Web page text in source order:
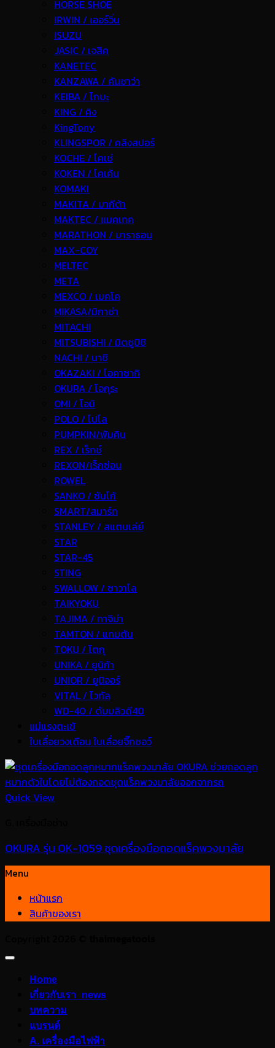
HORSE SHOE
IRWIN / เออร์วิ่น
ISUZU
JASIC / เจสิค
KANETEC
KANZAWA / คันซาว่า
KEIBA / ไกบะ
KING / คิง
KingTony
KLINGSPOR / คลิงสปอร์
KOCHE / โคเช่
KOKEN / โคเค้น
KOMAKI
MAKITA / มากีต้า
MAKTEC / แมคเทค
MARATHON / มาราธอน
MAX-COY
MELTEC
META
MEXCO / เมคโค
MIKASA/มิกาซ่า
MITACHI
MITSUBISHI / มิตซูบิชิ
NACHI / นาชิ
OKAZAKI / โอคาซากิ
OKURA / โอกุระ
OMI / โอมิ
POLO / โปโล
PUMPKIN/พัมคิน
REX / เร็กช์
REXON/เร็กซ่อน
ROWEL
SANKO / ซันโก้
SMART/สมาร์ท
STANLEY / สแตนเล่ย์
STAR
STAR-45
STING
SWALLOW / ซาวาโล
TAIKYOKU
TAJIMA / ทาจิม่า
TAMTON / แทมตัน
TOKU / โตกุ
UNIKA / ยูนิก้า
UNIOR / ยูนิออร์
VITAL / ไวทัล
WD-40 / ดับบลิวดี40
แม่แรงตะเข้
ใบเลื่อยวงเดือน ใบเลื่อยจิ๊กซอว์
Quick View
OKURA รุ่น OK-1059 ชุดเครื่องมือถอดแร็คพวงมาลัย
Menu
หน้าแรก
สินค้าของเรา
Home
เกี่ยวกับเรา_news
บทความ
แบรนด์
A. เครื่องมือไฟฟ้า